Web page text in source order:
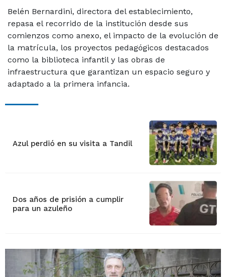
Belén Bernardini, directora del establecimiento,
repasa el recorrido de la institución desde sus
comienzos como anexo, el impacto de la evolución de
la matrícula, los proyectos pedagógicos destacados
como la biblioteca infantil y las obras de
infraestructura que garantizan un espacio seguro y
adaptado a la primera infancia.
Azul perdió en su visita a Tandil
Dos años de prisión a cumplir
para un azuleño